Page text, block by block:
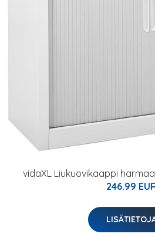
vidaXL Liukuovikaappi
246.99